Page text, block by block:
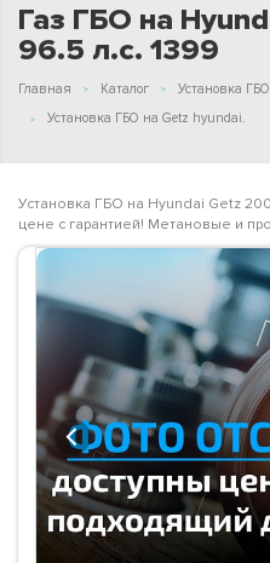
Газ ГБО на
96.5 л.с. 1399
Главная Каталог
Установка
Установка ГБО на Getz hyundai.
Установка ГБО на Hyundai Getz
цене с гарантией! Метановые и
Previous